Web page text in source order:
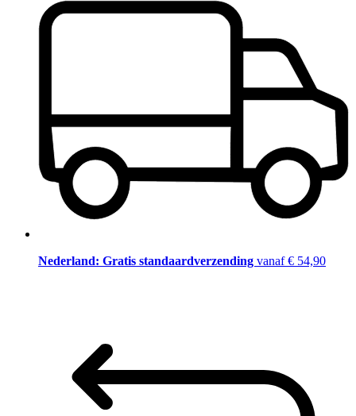
Nederland: Gratis standaardverzending vanaf € 54,90